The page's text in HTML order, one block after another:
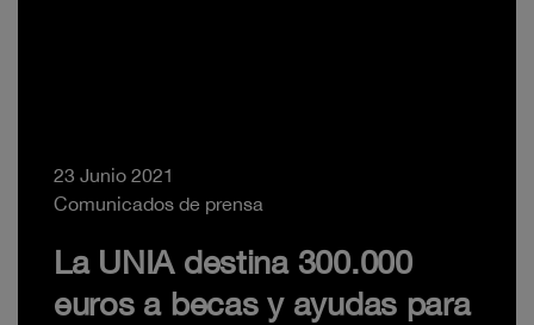
23 Junio 2021
Comunicados de prensa
La UNIA destina 300.000
euros a becas y ayudas para